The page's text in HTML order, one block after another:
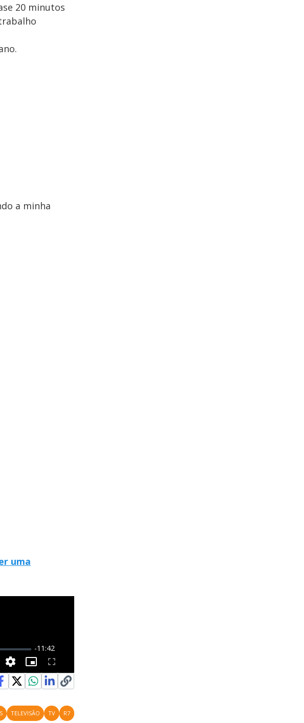
20 minutos
a minha
uma
TELEVISÃO TV R7